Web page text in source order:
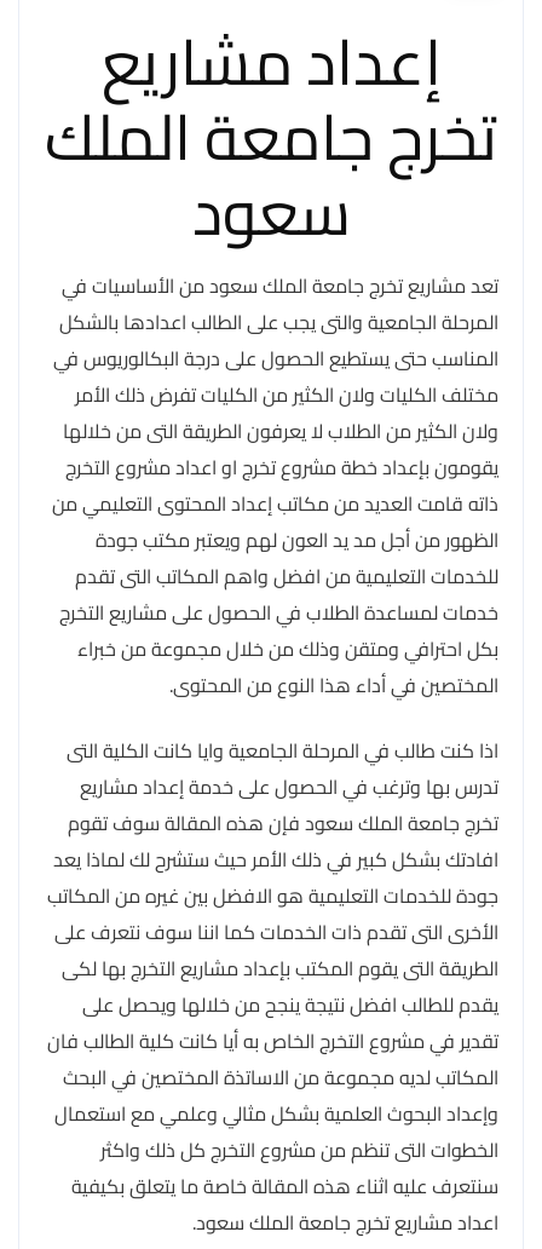
إعداد مشاريع
تخرج جامعة الملك
سعود
تعد مشاريع تخرج جامعة الملك سعود من الأساسيات في
المرحلة الجامعية والتى يجب على الطالب اعدادها بالشكل
المناسب حتى يستطيع الحصول على درجة البكالوريوس في
مختلف الكليات ولان الكثير من الكليات تفرض ذلك الأمر
ولان الكثير من الطلاب لا يعرفون الطريقة التى من خلالها
يقومون بإعداد خطة مشروع تخرج او اعداد مشروع التخرج
ذاته قامت العديد من مكاتب إعداد المحتوى التعليمي من
الظهور من أجل مد يد العون لهم ويعتبر مكتب جودة
للخدمات التعليمية من افضل واهم المكاتب التى تقدم
خدمات لمساعدة الطلاب في الحصول على مشاريع التخرج
بكل احترافي ومتقن وذلك من خلال مجموعة من خبراء
المختصين في أداء هذا النوع من المحتوى.
اذا كنت طالب في المرحلة الجامعية وايا كانت الكلية التى
تدرس بها وترغب في الحصول على خدمة إعداد مشاريع
تخرج جامعة الملك سعود فإن هذه المقالة سوف تقوم
افادتك بشكل كبير في ذلك الأمر حيث ستشرح لك لماذا يعد
جودة للخدمات التعليمية هو الافضل بين غيره من المكاتب
الأخرى التى تقدم ذات الخدمات كما اننا سوف نتعرف على
الطريقة التى يقوم المكتب بإعداد مشاريع التخرج بها لكى
يقدم للطالب افضل نتيجة ينجح من خلالها ويحصل على
تقدير في مشروع التخرج الخاص به أيا كانت كلية الطالب فان
المكاتب لديه مجموعة من الاساتذة المختصين في البحث
وإعداد البحوث العلمية بشكل مثالي وعلمي مع استعمال
الخطوات التى تنظم من مشروع التخرج كل ذلك واكثر
سنتعرف عليه اثناء هذه المقالة خاصة ما يتعلق بكيفية
اعداد مشاريع تخرج جامعة الملك سعود.